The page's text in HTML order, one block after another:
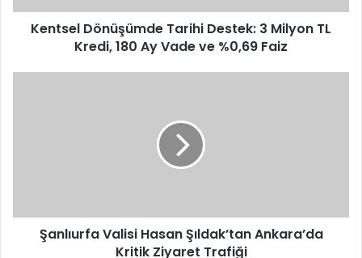
180
Kentsel Dönüşümde Tarihi Destek: 3 Milyon TL
Kredi, 180 Ay Vade ve %0,69 Faiz
Şanlıurfa Valisi Hasan Şıldak’tan Ankara’da
Kritik Ziyaret Trafiği